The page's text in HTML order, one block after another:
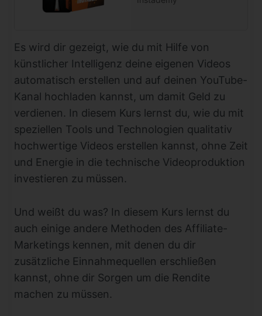
Es wird dir gezeigt, wie du mit Hilfe von
künstlicher Intelligenz deine eigenen Videos
automatisch erstellen und auf deinen YouTube-
Kanal hochladen kannst, um damit Geld zu
verdienen. In diesem Kurs lernst du, wie du mit
speziellen Tools und Technologien qualitativ
hochwertige Videos erstellen kannst, ohne Zeit
und Energie in die technische Videoproduktion
investieren zu müssen.
Und weißt du was? In diesem Kurs lernst du
auch einige andere Methoden des Affiliate-
Marketings kennen, mit denen du dir
zusätzliche Einnahmequellen erschließen
kannst, ohne dir Sorgen um die Rendite
machen zu müssen.